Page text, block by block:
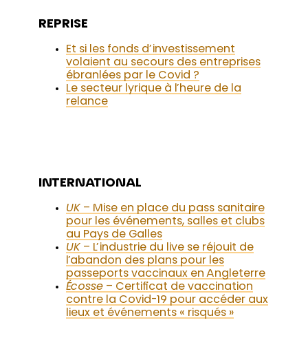
REPRISE
Et si les fonds d’investissement
volaient au secours des entreprises
ébranlées par le Covid ?
Le secteur lyrique à l’heure de la
relance
INTERNATIONAL
UK – Mise en place du pass sanitaire
pour les événements, salles et clubs
au Pays de Galles
UK – L’industrie du live se réjouit de
l’abandon des plans pour les
passeports vaccinaux en Angleterre
Écosse – Certificat de vaccination
contre la Covid-19 pour accéder aux
lieux et événements « risqués »